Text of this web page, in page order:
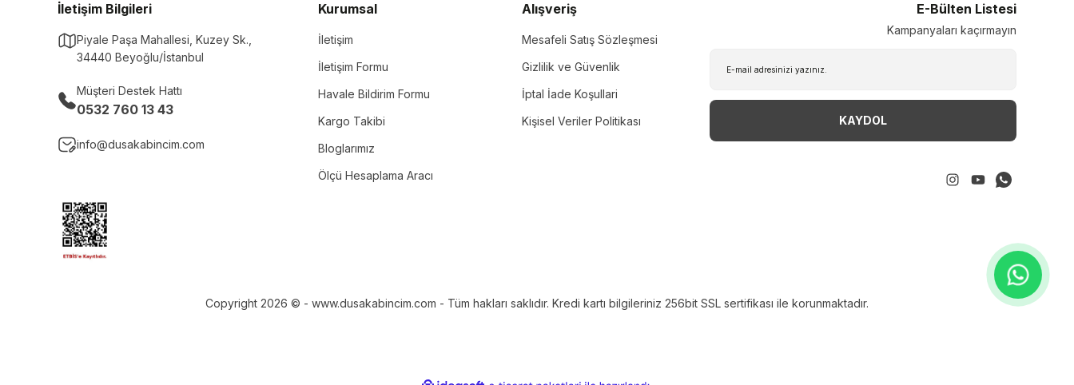
İletişim Bilgileri
Piyale Paşa Mahallesi, Kuzey Sk.,
34440 Beyoğlu/İstanbul
Müşteri Destek Hattı
0532 760 13 43
info@dusakabincim.com
Kurumsal
İletişim
İletişim Formu
Havale Bildirim Formu
Kargo Takibi
Bloglarımız
Ölçü Hesaplama Aracı
Alışveriş
Mesafeli Satış Sözleşmesi
Gizlilik ve Güvenlik
İptal İade Koşullari
Kişisel Veriler Politikası
E-Bülten Listesi
Kampanyaları kaçırmayın
KAYDOL
Copyright 2026 © - www.dusakabincim.com - Tüm hakları saklıdır. Kredi kartı bilgileriniz 256bit SSL sertifikası ile korunmaktadır.